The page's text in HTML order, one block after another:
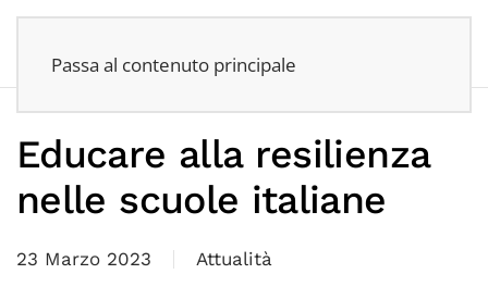
Passa al contenuto principale
Educare alla resilienza
nelle scuole italiane
23 Marzo 2023 Attualità